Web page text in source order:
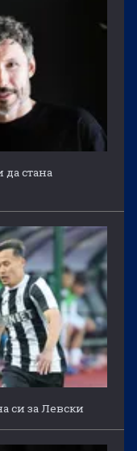
стана
си за Левски